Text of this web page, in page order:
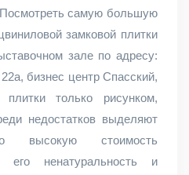
самую большую
замковой плитки
зале по адресу:
бизнес центр Спасский,
только рисунком,
недостатков выделяют
высокую стоимость
его ненатуральность и